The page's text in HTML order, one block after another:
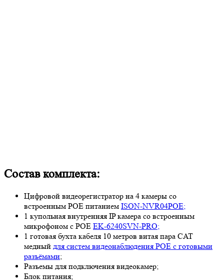
Состав комплекта:
Цифровой видеорегистратор на 4 камеры со
встроенным POE питанием ISON-NVR04POE;
1 купольная внутренняя IP камера со встроенным
микрофоном с POE EK-6240SVN-PRO;
1 готовая бухта кабеля 10 метров витая пара CAT
медный для систем видеонаблюдения POE с готовыми
разъёмами;
Разъемы для подключения видеокамер;
Блок питания;